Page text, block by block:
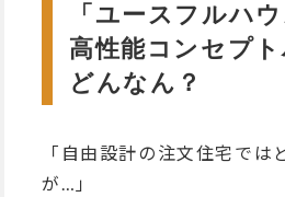
「ユースフルハ
高性能コンセプ
どんなん？
「自由設計の注文住宅では
が…」